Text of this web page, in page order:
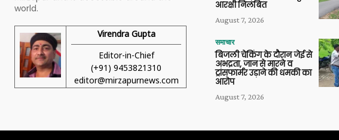
world.
Virendra Gupta
Editor-in-Chief
(+91) 9453821310
editor@mirzapurnews.com
आरक्षी निलंबित
August 7, 2026
समाचार
बिजली चेकिंग के दौरान जेई से
अभद्रता, जान से मारने व
ट्रांसफार्मर उड़ाने की धमकी का
आरोप
August 7, 2026